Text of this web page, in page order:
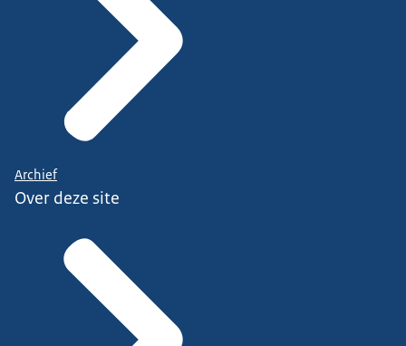
Archief
Over deze site